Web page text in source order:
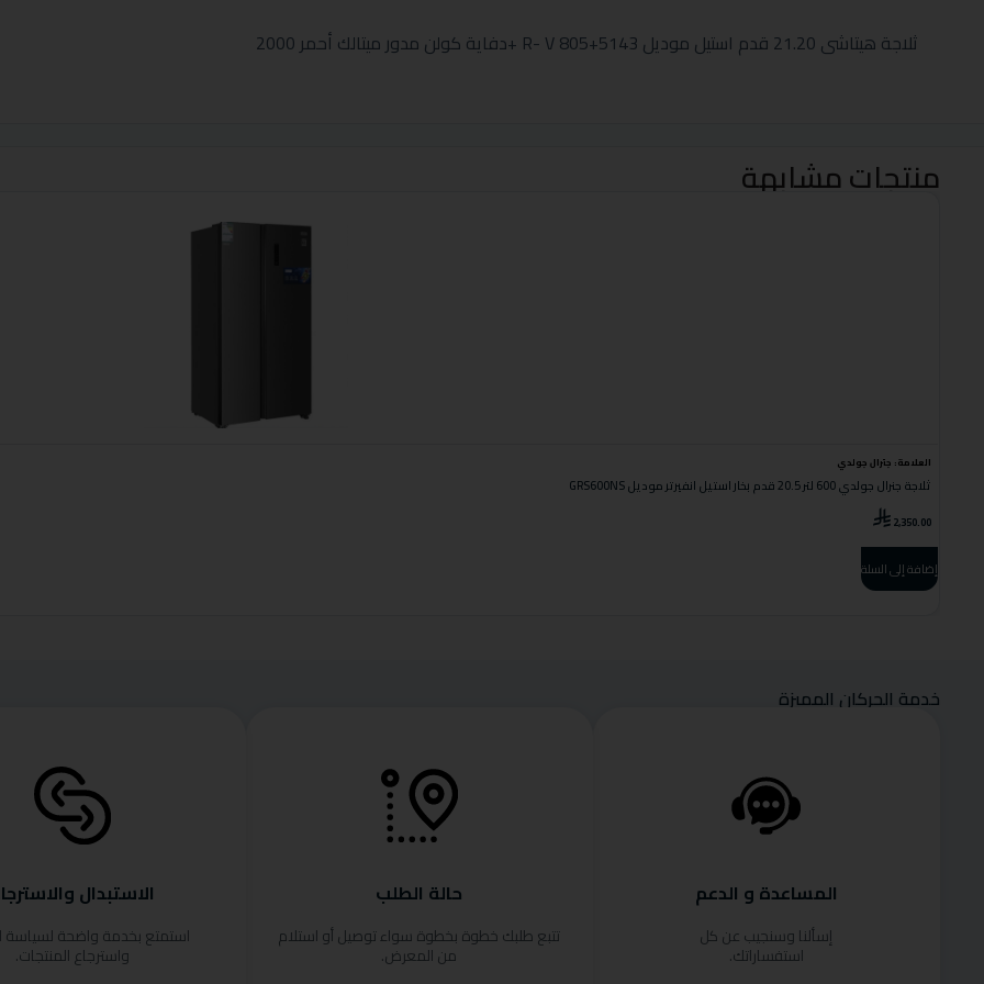
ثلاجة هيتاشى 21.20 قدم استيل موديل R- V 805+5143 +دفاية كولن مدور ميتالك أحمر 2000
منتجات مشابهة
العلامة: جنرال جولدي
ثلاجة جنرال جولدي 600 لتر 20.5 قدم بخار استيل انفيرتر موديل GRS600NS
2,350.00
إضافة إلى السلة
خدمة الحركان المميزة
المساعدة و الدعم
إسألنا وسنجيب عن كل
استفساراتك.
حالة الطلب
تتبع طلبك خطوة بخطوة سواء توصيل أو استلام
من المعرض.
الاستبدال
استمتع بخدمة واضحة لسياسة
واسترجاع المنتجات.